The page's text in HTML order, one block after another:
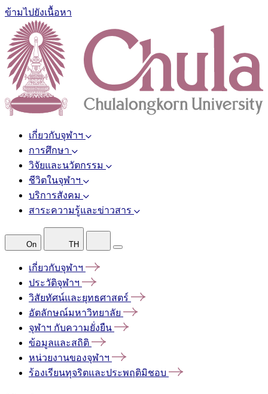
ข้ามไปยังเนื้อหา
เกี่ยวกับจุฬาฯ
การศึกษา
วิจัยและนวัตกรรม
ชีวิตในจุฬาฯ
บริการสังคม
สาระความรู้และข่าวสาร
On TH
เกี่ยวกับจุฬาฯ
ประวัติจุฬาฯ
วิสัยทัศน์และยุทธศาสตร์
อัตลักษณ์มหาวิทยาลัย
จุฬาฯ กับความยั่งยืน
ข้อมูลและสถิติ
หน่วยงานของจุฬาฯ
ร้องเรียนทุจริตและประพฤติมิชอบ